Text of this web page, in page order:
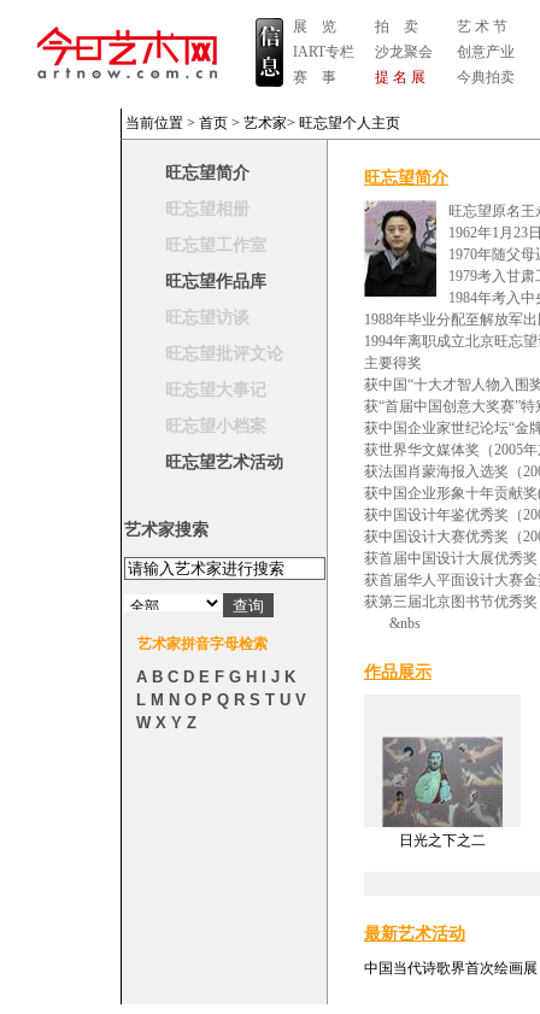
展 览
IART专栏
赛 事
拍 卖
沙龙聚会
提 名 展
艺 术 节
创意产业
今典拍卖
当前位置 > 首页 > 艺术家> 旺忘望个人主页
旺忘望简介
旺忘望相册
旺忘望工作室
旺忘望作品库
旺忘望访谈
旺忘望批评文论
旺忘望大事记
旺忘望小档案
旺忘望艺术活动
艺术家搜索
艺术家拼音字母检索
A B C D E F G H J K
L M N O P Q R S T U V
W X Y Z
旺忘望简介
旺忘望原名王
1962年1月23
1970年随父
1979考入甘
1984年考入
1988年毕业分配至解放军
1994年离职成立北京旺忘
主要得奖
获中国“十大才智人物入围
获“首届中国创意大奖赛”特
获中国企业家世纪论坛“金
获世界华文媒体奖（2005
获法国肖蒙海报入选奖（
获中国企业形象十年贡献奖
获中国设计年鉴优秀奖（
获中国设计大赛优秀奖（
获首届中国设计大展优秀奖
获首届华人平面设计大赛金
获第三届北京图书节优秀
&nbs
作品展示
日光之下之二
最新艺术活动
中国当代诗歌界首次绘画